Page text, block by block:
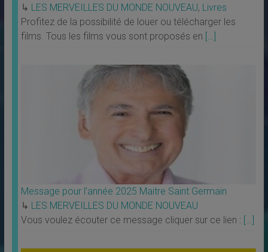
↳ LES MERVEILLES DU MONDE NOUVEAU, Livres
Profitez de la possibilité de louer ou télécharger les
films. Tous les films vous sont proposés en […]
Message pour l’année 2025 Maitre Saint Germain
↳ LES MERVEILLES DU MONDE NOUVEAU
Vous voulez écouter ce message cliquer sur ce lien : […]